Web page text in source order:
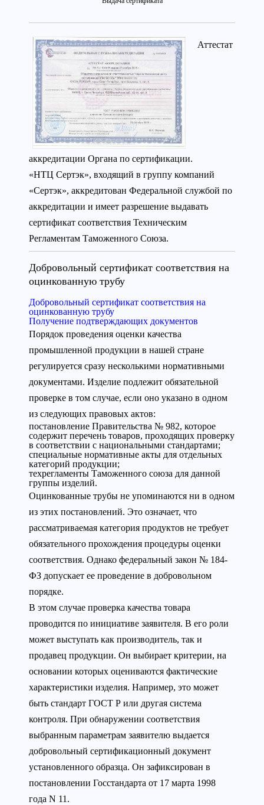
Аттестат
аккредитации Органа по сертификации.
«НТЦ Сертэк», входящий в группу компаний
«Сертэк», аккредитован Федеральной службой по
аккредитации и имеет разрешение выдавать
сертификат соответствия Техническим
Регламентам Таможенного Союза.
Добровольный сертификат соответствия на
оцинкованную трубу
Добровольный сертификат соответствия на
оцинкованную трубу
Получение подтверждающих документов
Порядок проведения оценки качества
промышленной продукции в нашей стране
регулируется сразу несколькими нормативными
документами. Изделие подлежит обязательной
проверке в том случае, если оно указано в одном
из следующих правовых актов:
постановление Правительства № 982, которое
содержит перечень товаров, проходящих проверку
в соответствии с национальными стандартами;
специальные нормативные акты для отдельных
категорий продукции;
техрегламенты Таможенного союза для данной
группы изделий.
Оцинкованные трубы не упоминаются ни в одном
из этих постановлений. Это означает, что
рассматриваемая категория продуктов не требует
обязательного прохождения процедуры оценки
соответствия. Однако федеральный закон № 184-
ФЗ допускает ее проведение в добровольном
порядке.
В этом случае проверка качества товара
проводится по инициативе заявителя. В его роли
может выступать как производитель, так и
продавец продукции. Он выбирает критерии, на
основании которых оцениваются фактические
характеристики изделия. Например, это может
быть стандарт ГОСТ Р или другая система
контроля. При обнаружении соответствия
выбранным параметрам заявителю выдается
добровольный сертификационный документ
установленного образца. Он зафиксирован в
постановлении Госстандарта от 17 марта 1998
года N 11.